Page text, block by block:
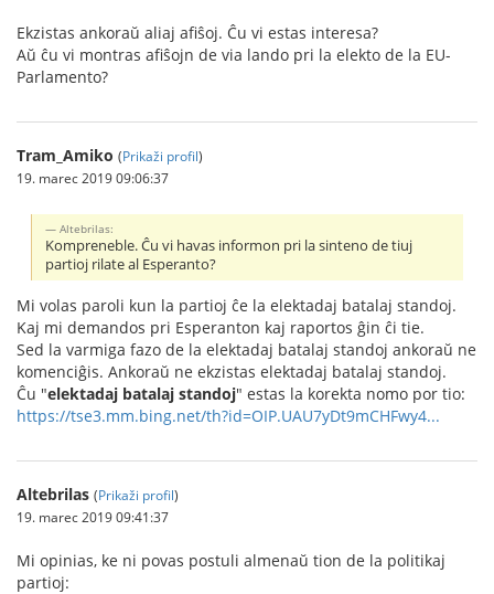
Ekzistas ankoraŭ aliaj afiŝoj. Ĉu vi estas interesa?
Aŭ ĉu vi montras afiŝojn de via lando pri la elekto de la EU-
Parlamento?
Tram_Amiko (Prikaži profil)
19. marec 2019 09:06:37
Altebrilas:
Kompreneble. Ĉu vi havas informon pri la sinteno de tiuj
partioj rilate al Esperanto?
Mi volas paroli kun la partioj ĉe la elektadaj batalaj standoj.
Kaj mi demandos pri Esperanton kaj raportos ĝin ĉi tie.
Sed la varmiga fazo de la elektadaj batalaj standoj ankoraŭ ne
komenciĝis. Ankoraŭ ne ekzistas elektadaj batalaj standoj.
Ĉu "elektadaj batalaj standoj" estas la korekta nomo por tio:
https://tse3.mm.bing.net/th?id=OIP.UAU7yDt9mCHFwy4...
Altebrilas (Prikaži profil)
19. marec 2019 09:41:37
Mi opinias, ke ni povas postuli almenaŭ tion de la politikaj
partioj: